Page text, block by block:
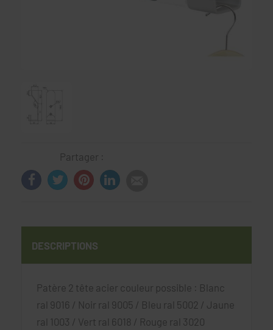
Partager :
DESCRIPTIONS
Patère 2 tête acier couleur possible : Blanc
ral 9016 / Noir ral 9005 / Bleu ral 5002 / Jaune
ral 1003 / Vert ral 6018 / Rouge ral 3020